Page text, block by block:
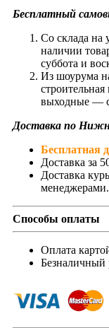
Бесплатный
Со склада на
наличии
суббота и
Из шоурума
выходные —
Доставка по
Бесплатная
Доставка за
Доставка
менеджерами.
Способы оплаты
Оплата
Безналичный